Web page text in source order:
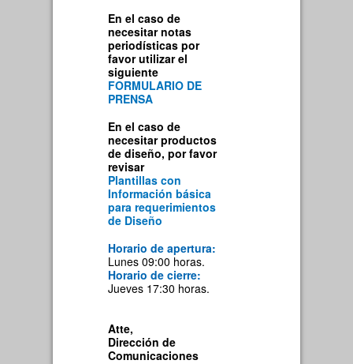
En el caso de
necesitar notas
periodísticas por
favor utilizar el
siguiente
FORMULARIO DE
PRENSA
En el caso de
necesitar productos
de diseño, por favor
revisar
Plantillas con
Información básica
para requerimientos
de Diseño
Horario de apertura:
Lunes 09:00 horas.
Horario de cierre:
Jueves 17:30 horas.
Atte,
Dirección de
Comunicaciones